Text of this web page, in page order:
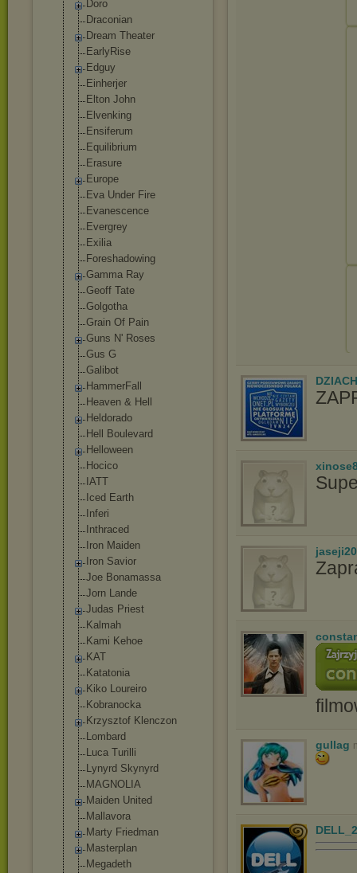
Doro
Draconian
Dream Theater
EarlyRise
Edguy
Einherjer
Elton John
Elvenking
Ensiferum
Equilibrium
Erasure
Europe
Eva Under Fire
Evanescence
Evergrey
Exilia
Foreshadowing
Gamma Ray
Geoff Tate
Golgotha
Grain Of Pain
Guns N' Roses
Gus G
Gаlibоt
HammerFall
Heaven & Hell
Heldorado
Hell Boulevard
Helloween
Hocico
IATT
Iced Earth
Inferi
Inthraced
Iron Maiden
Iron Savior
Joe Bonamassa
Jorn Lande
Judas Priest
Kalmah
Kami Kehoe
KAT
Katatonia
Kiko Loureiro
Kobranocka
Krzysztof Klenczon
Lombard
Luca Turilli
Lynyrd Skynyrd
MAGNOLIA
Maiden United
Mallavora
Marty Friedman
Masterplan
Megadeth
gullag